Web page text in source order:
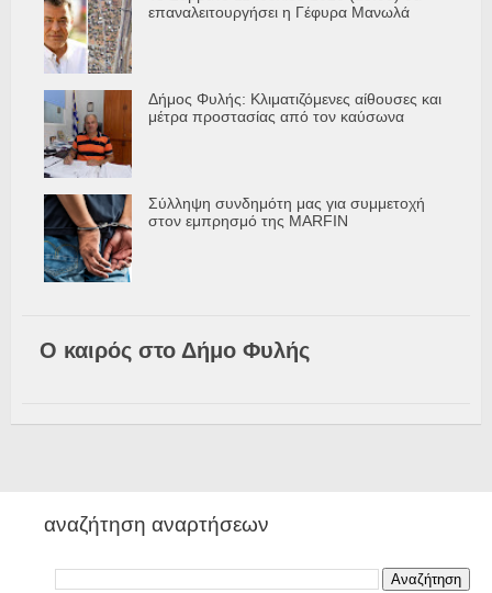
επαναλειτουργήσει η Γέφυρα Μανωλά
Δήμος Φυλής: Κλιματιζόμενες αίθουσες και
μέτρα προστασίας από τον καύσωνα
Σύλληψη συνδημότη μας για συμμετοχή
στον εμπρησμό της MARFIN
Ο καιρός στο Δήμο Φυλής
αναζήτηση αναρτήσεων